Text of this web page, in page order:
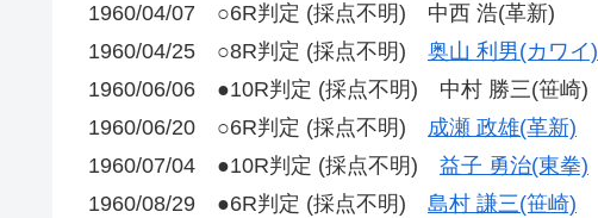
1960/04/07 ○6R判定 (採点不明) 中西 浩(革新)
1960/04/25 ○8R判定 (採点不明) 奥山 利男(カワイ)
1960/06/06 ●10R判定 (採点不明) 中村 勝三(笹崎)
1960/06/20 ○6R判定 (採点不明) 成瀬 政雄(革新)
1960/07/04 ●10R判定 (採点不明) 益子 勇治(東拳)
1960/08/29 ●6R判定 (採点不明) 島村 謙三(笹崎)